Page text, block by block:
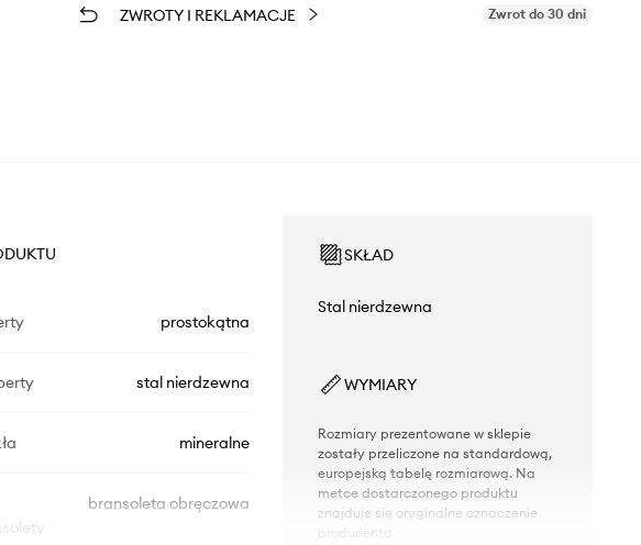
ZWROTY I REKLAMACJE Zwrot do 30 dni
prostokątna
stal nierdzewna
mineralne
bransoleta obręczowa
SKŁAD
Stal nierdzewna
WYMIARY
Rozmiary prezentowane w sklepie
zostały przeliczone na standardową,
europejską tabelę rozmiarową. Na
metce dostarczonego produktu
znajduje się oryginalne oznaczenie
producenta.